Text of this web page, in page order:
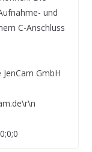
und
C-Anschluss
GmbH